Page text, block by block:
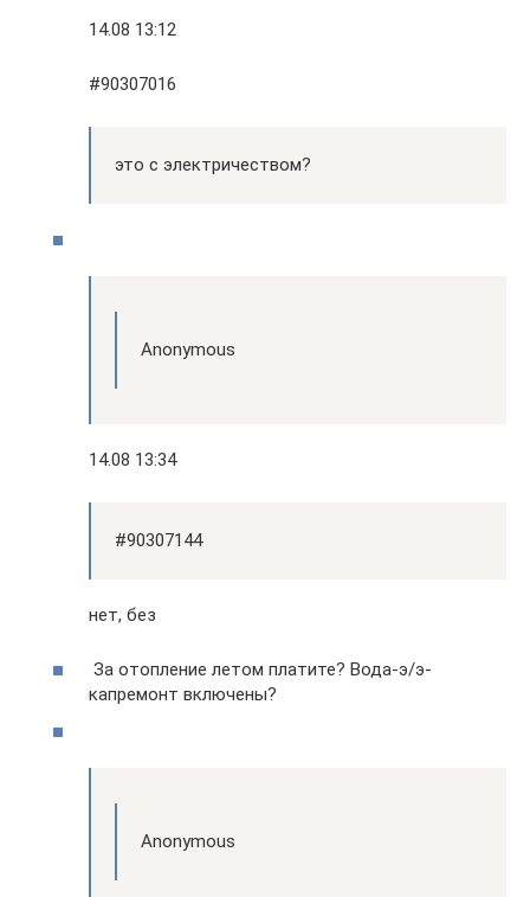
14.08 13:12
#90307016
это с электричеством?
Anonymous
14.08 13:34
#90307144
нет, без
За отопление летом платите? Вода-э/э-
капремонт включены?
Anonymous